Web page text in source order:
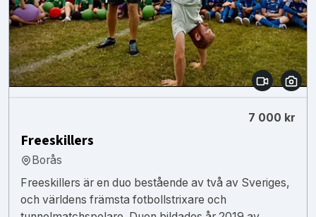
7 000 kr
Freeskillers
Borås
Freeskillers är en duo bestående av två av Sveriges,
och världens främsta fotbollstrixare och